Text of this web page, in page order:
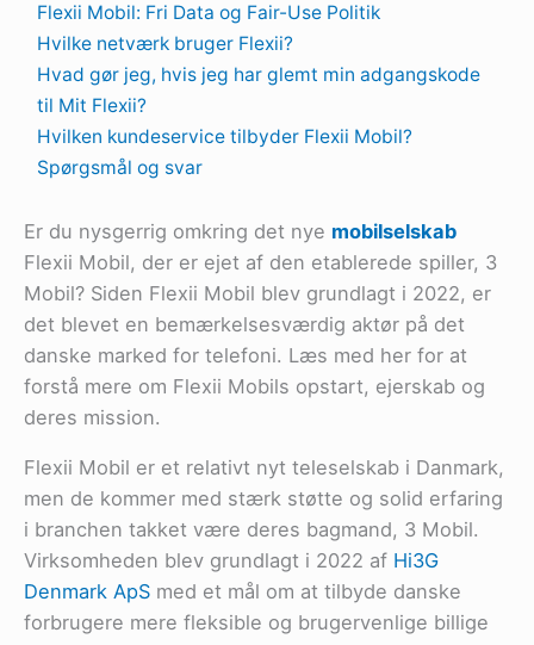
Flexii Mobil: Fri Data og Fair-Use Politik
Hvilke netværk bruger Flexii?
Hvad gør jeg, hvis jeg har glemt min adgangskode
til Mit Flexii?
Hvilken kundeservice tilbyder Flexii Mobil?
Spørgsmål og svar
Er du nysgerrig omkring det nye mobilselskab
Flexii Mobil, der er ejet af den etablerede spiller, 3
Mobil? Siden Flexii Mobil blev grundlagt i 2022, er
det blevet en bemærkelsesværdig aktør på det
danske marked for telefoni. Læs med her for at
forstå mere om Flexii Mobils opstart, ejerskab og
deres mission.
Flexii Mobil er et relativt nyt teleselskab i Danmark,
men de kommer med stærk støtte og solid erfaring
i branchen takket være deres bagmand, 3 Mobil.
Virksomheden blev grundlagt i 2022 af Hi3G
Denmark ApS med et mål om at tilbyde danske
forbrugere mere fleksible og brugervenlige billige